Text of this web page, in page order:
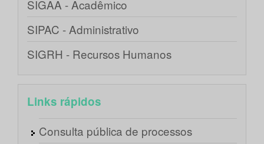
SIGAA - Acadêmico
SIPAC - Administrativo
SIGRH - Recursos Humanos
Links rápidos
Consulta pública de processos